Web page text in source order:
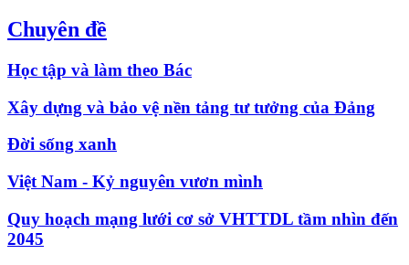
Chuyên đề
Học tập và làm theo Bác
Xây dựng và bảo vệ nền tảng tư tưởng của Đảng
Đời sống xanh
Việt Nam - Kỷ nguyên vươn mình
Quy hoạch mạng lưới cơ sở VHTTDL tầm nhìn đến
2045